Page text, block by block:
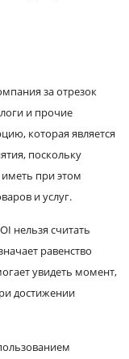
за отрезок
и прочие
которая является
поскольку
при этом
и услуг.
нельзя считать
равенство
увидеть момент,
достижении